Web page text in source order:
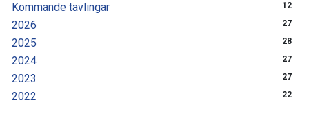
Kommande tävlingar 12
2026 27
2025 28
2024 27
2023 27
2022 22